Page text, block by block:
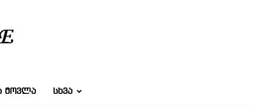
ᲛᲝᲕᲚᲐ ᲡᲮᲕᲐ